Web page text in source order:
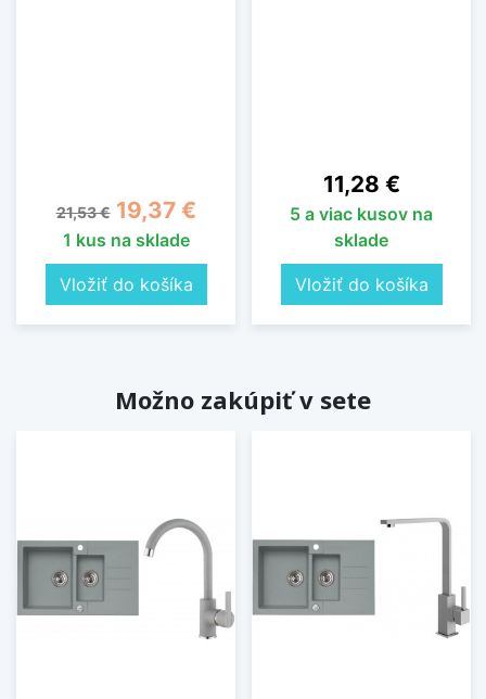
Základná cena
21,53 € Cena
19,37 €
1 kus na sklade
Vložiť do košíka
Cena
11,28 €
5 a viac kusov na
sklade
Vložiť do košíka
Možno zakúpiť v sete